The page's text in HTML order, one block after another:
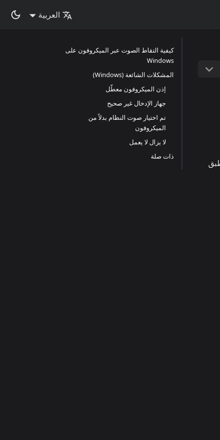
العربية
كيفية التقاط الصوت عبر الميكروفون على
Windows
المشكلات الشائعة (Windows)
إذن الميكروفون معطّل
جهاز الإدخال غير صحيح
تم اختيار صوت النظام بدلاً من
الميكروفون
لا يزال لا يعمل
ذات صلة